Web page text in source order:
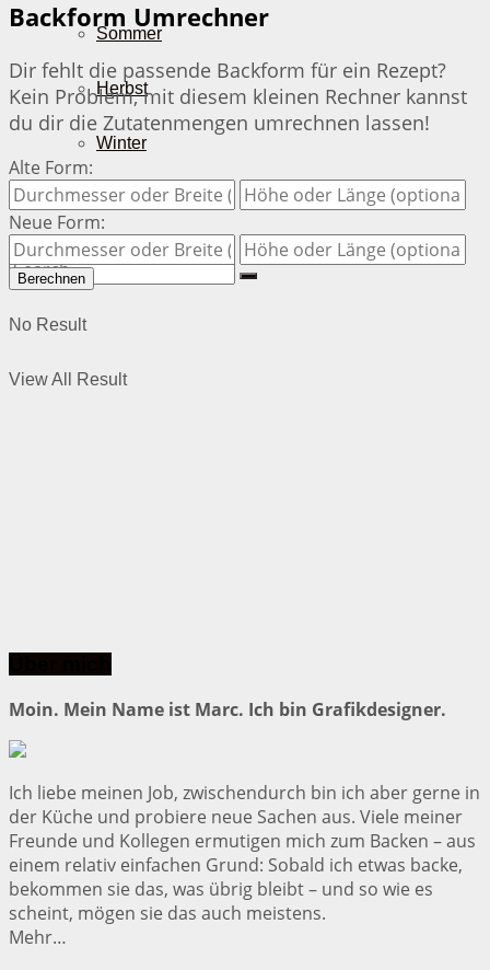
Sommer
Herbst
Winter
Über mich
No Result
View All Result
Backform Umrechner
Dir fehlt die passende Backform für ein Rezept?
Kein Problem, mit diesem kleinen Rechner kannst
du dir die Zutatenmengen umrechnen lassen!
Alte Form:
Neue Form:
Berechnen
Moin. Mein Name ist Marc. Ich bin Grafikdesigner.
Ich liebe meinen Job, zwischendurch bin ich aber gerne in
der Küche und probiere neue Sachen aus. Viele meiner
Freunde und Kollegen ermutigen mich zum Backen – aus
einem relativ einfachen Grund: Sobald ich etwas backe,
bekommen sie das, was übrig bleibt – und so wie es
scheint, mögen sie das auch meistens.
Mehr…